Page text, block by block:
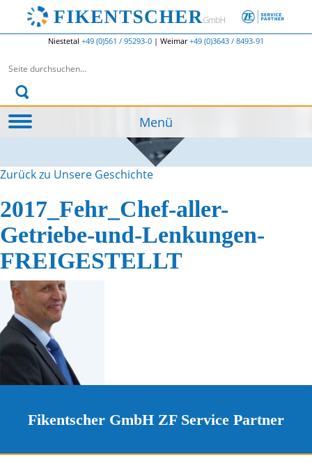
Niestetal +49 (0)561 / 95293-0 | Weimar+49 (0)3643 / 8493-91
Suchen nach:
Menü
Zurück zu Unsere Geschichte
2017_Fehr_Chef-aller-
Getriebe-und-Lenkungen-
FREIGESTELLT
Fikentscher GmbH ZF Service Partner